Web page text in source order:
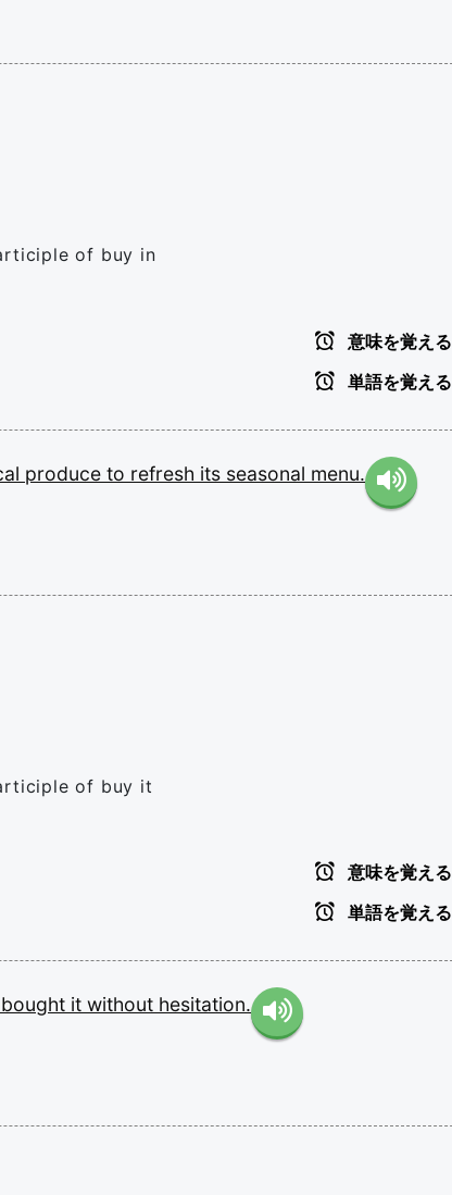
of buy in
意味を覚える
単語を覚える
produce to refresh its seasonal menu.
of buy it
意味を覚える
単語を覚える
bought it without hesitation.